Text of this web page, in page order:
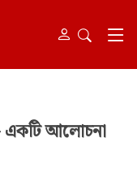
– একটি আলোচনা